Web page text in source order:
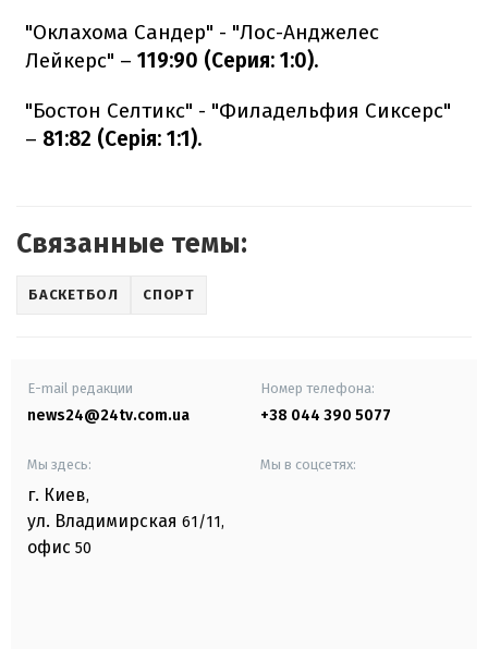
"Оклахома Сандер" - "Лос-Анджелес
Лейкерс" – 119:90 (Серия: 1:0).
"Бостон Селтикс" - "Филадельфия Сиксерс"
– 81:82 (Серія: 1:1).
Связанные темы:
БАСКЕТБОЛ СПОРТ
E-mail редакции
news24@24tv.com.ua
Номер телефона:
+38 044 390 5077
Мы здесь:
г. Киев,
ул. Владимирская 61/11,
офис 50
Мы в соцсетях: